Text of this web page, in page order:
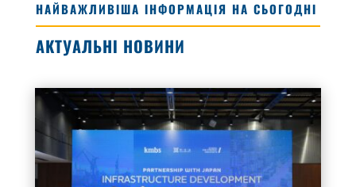
НАЙВАЖЛИВІША ІНФОРМАЦІЯ НА СЬОГОДНІ
АКТУАЛЬНІ НОВИНИ